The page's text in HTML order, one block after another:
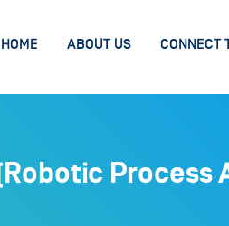
HOME ABOUT US CONNECT